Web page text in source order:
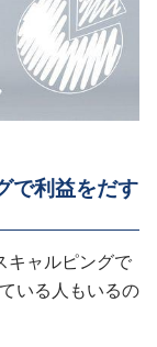
で利益をだす
キャルピングで
いる人もいるの